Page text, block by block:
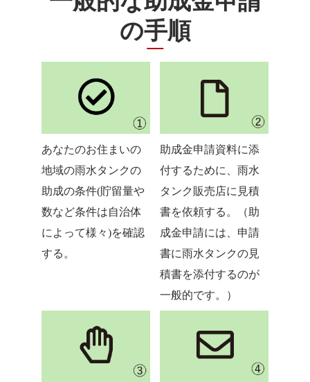
の手順
あなたのお住まいの
地域の雨水タンクの
助成の条件(貯留量や
数など条件は自治体
によって様々)を確認
する。
助成金申請資料に添
付するために、雨水
タンク販売店に見積
書を依頼する。（助
成金申請には、申請
書に雨水タンクの見
積書を添付するのが
一般的です。）